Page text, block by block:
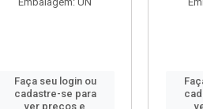
Faça seu login ou
cadastre-se para
ver preços e